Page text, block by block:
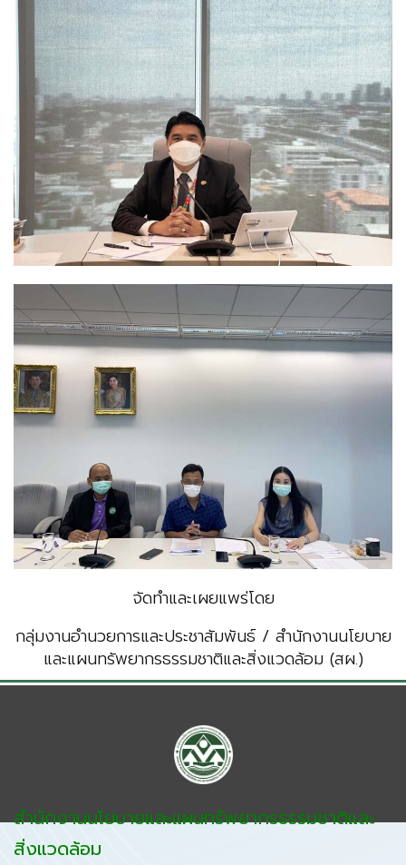
จัดทำและเผยแพร่โดย
กลุ่มงานอำนวยการและประชาสัมพันธ์ / สำนักงานนโยบาย
และแผนทรัพยากรธรรมชาติและสิ่งแวดล้อม (สผ.)
สำนักงานนโยบายและแผนทรัพยากรธรรมชาติและ
สิ่งแวดล้อม